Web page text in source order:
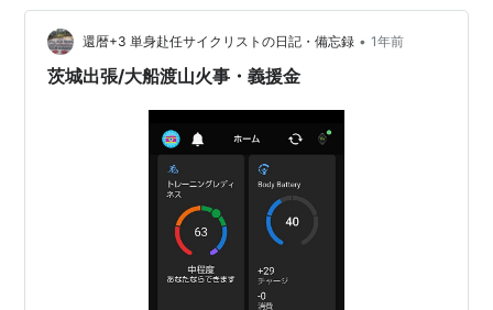
どうなのでしょう？ https://www.youtube.com/watch?
app=desktop&v=ZtCzQGTtxC8 (0:49)おやおや、ブス
ブス燃えていた木立が瞬間的に大発火して…
還暦+3 単身赴任サイクリストの日記・備忘録 • 1年前
茨城出張/大船渡山火事・義援金